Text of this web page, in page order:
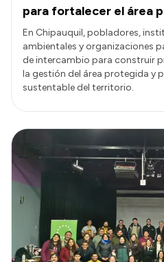
para fortalecer el área
En Chipauquil, pobladores,
ambientales y organizaciones
de intercambio para construir
la gestión del área protegida y
sustentable del territorio.